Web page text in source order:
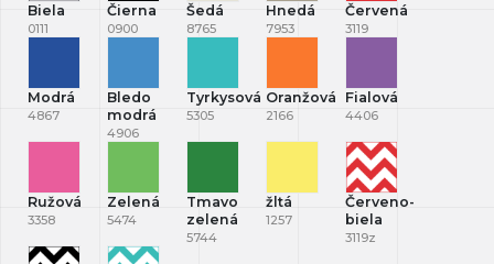
Biela
0111
Čierna
0900
Šedá
8765
Hnedá
7953
Červená
3119
Modrá
4867
Bledo
modrá
4906
Tyrkysová
5305
Oranžová
2166
Fialová
4406
Ružová
3358
Zelená
5474
Tmavo
zelená
5744
žltá
1257
Červeno-
biela
3119z